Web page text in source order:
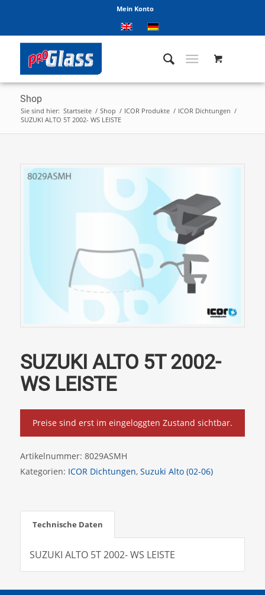
Mein Konto
Shop
Sie sind hier: Startseite / Shop / ICOR Produkte / ICOR Dichtungen /
SUZUKI ALTO 5T 2002- WS LEISTE
SUZUKI ALTO 5T 2002-
WS LEISTE
Preise sind erst im eingeloggten Zustand sichtbar.
Artikelnummer: 8029ASMH
Kategorien: ICOR Dichtungen, Suzuki Alto (02-06)
Technische Daten
SUZUKI ALTO 5T 2002- WS LEISTE